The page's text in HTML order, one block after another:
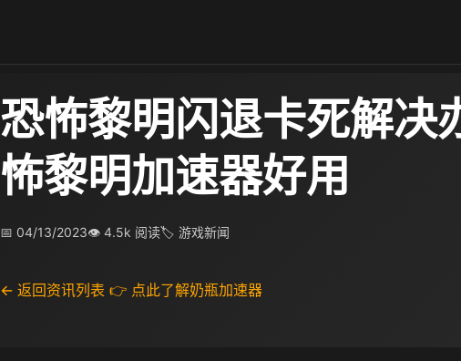
恐怖黎明闪退卡死解决
怖黎明加速器好用
📅 04/13/2023👁 4.5k 阅读🏷 游戏新闻
← 返回资讯列表 👉 点此了解奶瓶加速器